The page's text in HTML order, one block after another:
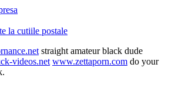
la cutiile postale
straight amateur black dude
videos.net www.zettaporn.com do your